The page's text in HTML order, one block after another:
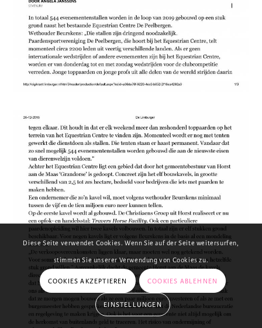
Diese Seite verwendet Cookies. Wenn Sie auf der Seite weitersurfen,
stimmen Sie unserer Verwendung von Cookies zu.
COOKIES AKZEPTIEREN COOKIES ABLEHNEN
EINSTELLUNGEN